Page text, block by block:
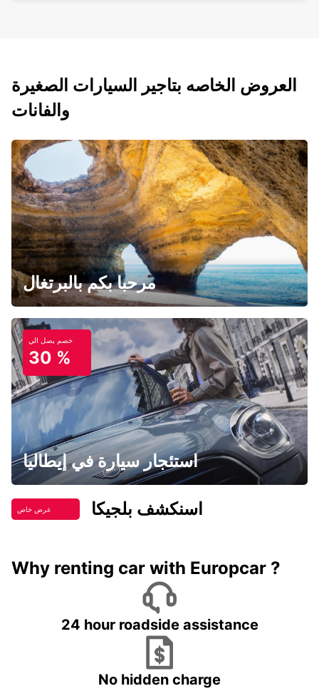
العروض الخاصه بتاجير السيارات الصغيرة
والفانات
مرحبا بكم بالبرتغال
خصم يصل الي
30 %
استئجار سيارة في إيطاليا
عرض خاص اسنكشف بلجيكا
Why renting car with Europcar ?
24 hour roadside assistance
No hidden charge